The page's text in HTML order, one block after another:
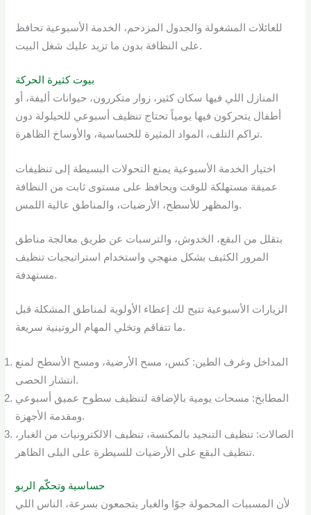
للعائلات المشغولة والجدول المزدحم، الخدمة الأسبوعية تحافظ
على النظافة بدون ما تزيد عليك شغل البيت.
بيوت كثيرة الحركة
المنازل اللي فيها سكان كثير، زوار متكررون، حيوانات أليفة، أو
أطفال يتحركون فيها يومياً تحتاج تنظيف أسبوعي للحيلولة دون
تراكم التلف، المواد المثيرة للحساسية، والأوساخ الظاهرة.
اختيار الخدمة الأسبوعية يمنع التحولات البسيطة إلى تنظيفات
عميقة مستهلكة للوقت ويحافظ على مستوى ثابت من النظافة
والمظهر للأسطح، الأرضيات، والمناطق عالية اللمس.
بتقلل من البقع، الخدوش، والترسبات عن طريق معالجة مناطق
المرور الكثيف بشكل منهجي واستخدام استراتيجيات تنظيف
مستهدفة.
الزيارات الأسبوعية تتيح لك إعطاء الأولوية لمناطق المشكلة قبل
ما تتفاقم وتخلي المهام الروتينية سريعة.
المداخل وغرف الطين: كنس، مسح الأرضية، ومسح الأسطح لمنع
انتشار الحصى.
المطابخ: مسحات يومية بالإضافة لتنظيف سطوح عميق أسبوعي
ومقدمة الأجهزة.
الصالات: تنظيف التنجيد بالمكنسة، تنظيف الالكترونيات من الغبار،
تنظيف البقع على الأرضيات للسيطرة على البلى الظاهر.
حساسية وتحكّم الربو
لأن المسببات المحمولة جوًا والغبار يتجمعون بسرعة، الناس اللي